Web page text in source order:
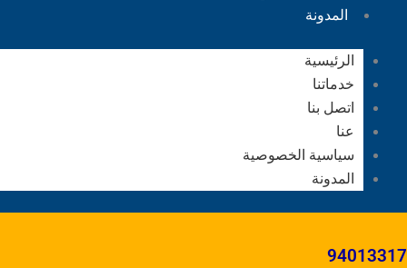
المدونة
الرئيسية
خدماتنا
اتصل بنا
عنا
سياسية الخصوصية
المدونة
94013317